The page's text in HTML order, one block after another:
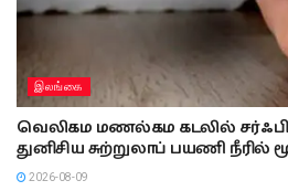
இலங்கை
வெலிகம மணல்கம கடலில்
துனிசிய சுற்றுலாப் பயணி நீரில்
2026-08-09